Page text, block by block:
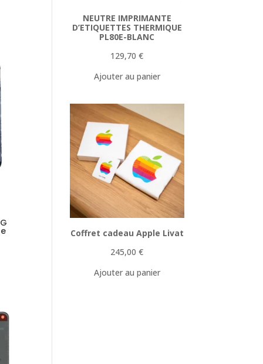
NEUTRE IMPRIMANTE
D’ETIQUETTES THERMIQUE
PL80E-BLANC
129,70€
Ajouter au panier
Coffret cadeau Apple Livat
245,00€
Ajouter au panier